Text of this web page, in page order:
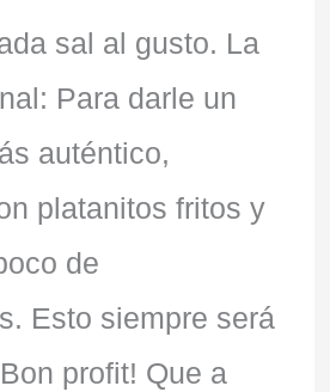
sal al gusto. La
Para darle un
auténtico,
platanitos fritos y
de
Esto siempre será
profit! Que a